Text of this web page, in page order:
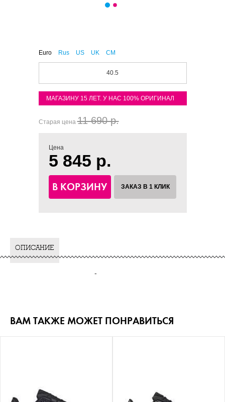
Euro Rus US UK CM
40.5
МАГАЗИНУ 15 ЛЕТ. У НАС 100% ОРИГИНАЛ
Старая цена11 690 р.
Цена
5 845 р.
В КОРЗИНУ ЗАКАЗ В 1 КЛИК
ОПИСАНИЕ
-
ВАМ ТАКЖЕ МОЖЕТ ПОНРАВИТЬСЯ